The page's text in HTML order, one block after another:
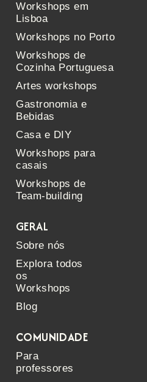
Workshops em
Lisboa
Workshops no Porto
Workshops de
Cozinha Portuguesa
Artes workshops
Gastronomia e
Bebidas
Casa e DIY
Workshops para
casais
Workshops de
Team-building
GERAL
Sobre nós
Explora todos
os
Workshops
Blog
COMUNIDADE
Para
professores